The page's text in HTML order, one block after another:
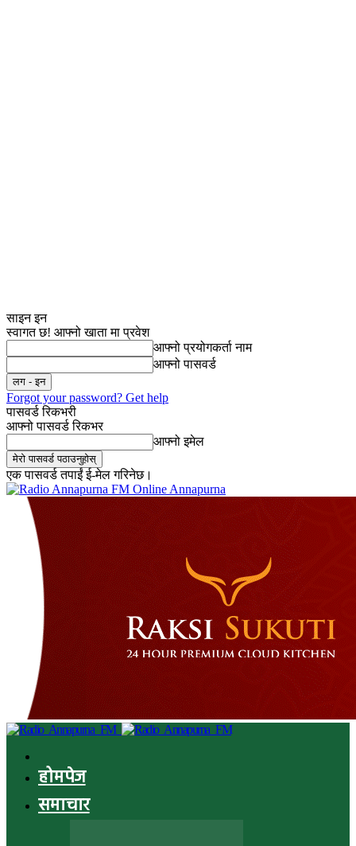
साइन इन
स्वागत छ! आफ्नो खाता मा प्रवेश
आफ्नो प्रयोगकर्ता नाम
आफ्नो पासवर्ड
Forgot your password? Get help
पासवर्ड रिकभरी
आफ्नो पासवर्ड रिकभर
आफ्नो इमेल
एक पासवर्ड तपाईं ई-मेल गरिनेछ।
Online Annapurna
होमपेज
समाचार